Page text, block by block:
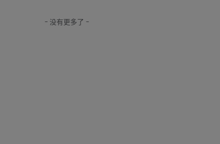
- 没有更多了 -